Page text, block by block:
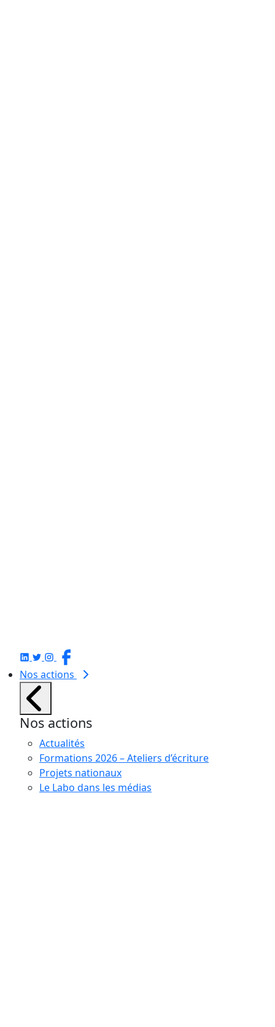
Nos actions
Nos actions
Actualités
Formations 2026 – Ateliers d’écriture
Projets nationaux
Le Labo dans les médias